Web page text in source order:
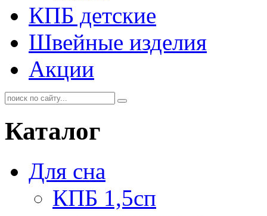
КПБ детские
Швейные изделия
Акции
Каталог
Для сна
КПБ 1,5сп